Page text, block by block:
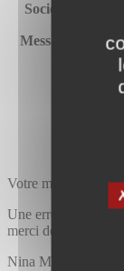
Société
Message
Votre message a
Une erreur est
merci de bien
Nina MARTINS